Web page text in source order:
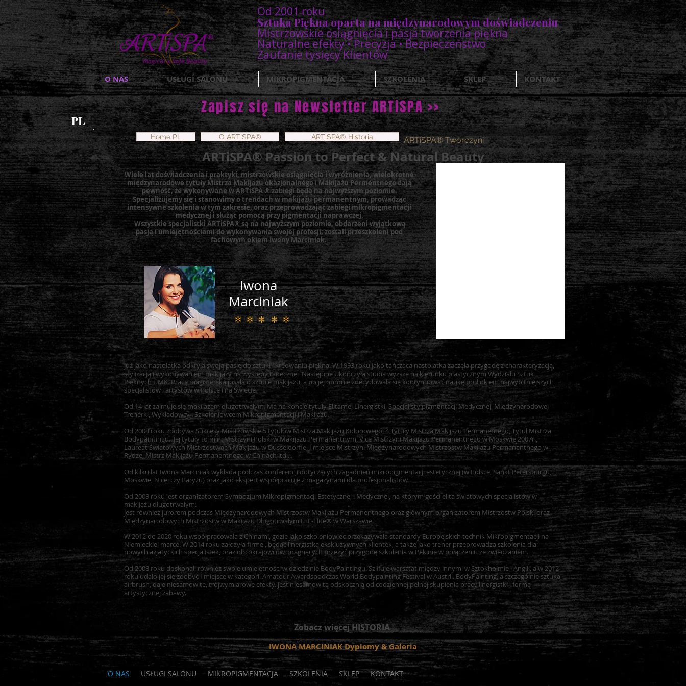
Od 2001 roku
Sztuka Piękna oparta na międzynarodowym doświadczeniu
Mistrzowskie osiągnięcia i pasja tworzenia piękna
Naturalne efekty • Precyzja • Bezpieczeństwo
Zaufanie tysięcy Klientów
Home PL O ARTiSPA® ARTiSPA® Historia ARTiSPA® Twórczyni
ARTiSPA® Passion to Perfect & Natural Beauty
Wiele lat doświadczenia i praktyki, mistrzowskie osiągnięcia i wyróżnienia, wielokrotne
międzynarodowe tytuły Mistrza Makijażu okazjonalnego i Makijażu Permentnego dają
pewność, że wykonywane w ARTiSPA ® zabiegi będą na najwyższym poziomie.
Specjalizujemy się i stanowimy o trendach w makijażu permanentnym, prowadząc
intensywne szkolenia w tym zakresie, oraz przeprowadzając zabiegi mikropigmentacji
medycznej i służąc pomocą przy pigmentacji naprawczej.
Wszystkie specjalistki ARTiSPA® są na najwyższym poziomie, obdarzeni wyjątkową
pasją i umiejętnościami do wykonywania swojej profesji; zostali przeszkoleni pod
fachowym okiem Iwony Marciniak.
Iwona
Marciniak
* * * * *
Już jako nastolatka odkryła swoją pasję do sztuki i kreowaniu piękna. W 1993 roku jako tańcząca nastolatka zaczęła przygodę z charakteryzacją,
stylizacją i wykonywaniem makijaży na występy taneczne. Następnie Ukończyła studia wyższe na kierunku plastycznym Wydziału Sztuk
Pięknych UMK. Pracę magisterską pisała o sztuce makijażu, a po jej obronie zdecydowała się kontynuować naukę pod okiem najwybitniejszych
specjalistów i artystów w Polsce i na Świecie.
Od 14 lat zajmuje się makijażem długotrwałym. Ma na koncie tytuły Elitarnej Linergistki, Specjalisty pigmentacji Medycznej, Międzynarodowej
Trenerki, Wykładowcy i Szkoleniowcem Mikropigmentacji i Makijażu.
Od 2003 roku zdobywa Sukcesy Mistrzowskie 5 tytułów Mistrza Makijażu Kolorowego, 4 Tytuły Mistrza Makijażu Permanentego, Tytuł Mistrza
Bodypaintingu. Jej tytuły to min. Mistrzyni Polski w Makijażu Permanentnym, Vice Mistrzyni Makijażu Permanentnego w Moskwie 2007r.,
Laureat Światowych Mistrzostwach Makijażu w Dusseldorfie, I miejsce Mistrzyni Międzynarodowych Mistrzostw Makijażu Permanentnego w
Rydze, Mistrz Makijażu Permanentnego w Chinach itd....
Od kilku lat Iwona Marciniak wykłada podczas konferencji dotyczących zagadnień mikropigmentacji estetycznej (w Polsce, Sankt Petersburgu,
Moskwie, Nicei czy Paryżu) oraz jako ekspert współpracuje z magazynami dla profesjonalistów.
Od 2009 roku jest organizatorem Sympozjum Mikropigmentacji Estetycznej i Medycznej, na którym gości elita światowych specjalistów w
makijażu długotrwałym.
Jest również jurorem podczas Międzynarodowych Mistrzostw Makijażu Permanentnego oraz głównym organizatorem Mistrzostw Polski oraz
Międzynarodowych Mistrzostw w Makijażu Długotrwałym LTL-Elite® w Warszawie.
W 2012 do 2020 roku współpracowała z Chinami, gdzie jako szkoleniowiec przekazywała standardy Europejskich technik Mikropigmentacji na
Niemieckiej marce. W 2014 roku założyła firmę , będąc linergistką ekskluzywnych klientek, a także jako trener przeprowadza szkolenia dla
nowych azjatyckich specjalistek, oraz obcokrajowców, pragnących przeżyć przygodę szkolenia w Pekinie w połączeniu ze zwiedzaniem.
Od 2008 roku doskonali również swoje umiejętności w dziedzinie BodyPaintingu. Szlifuje warsztat między innymi w Sztokholmie i Anglii, a w 2012
roku udało jej się zdobyć I miejsce w kategorii Amatour Awardspodczas World Bodypainting Festival w Austrii. BodyPainting, a szczególnie sztuka
airbrush, daje niesamowite, trójwymiarowe efekty. Jest niesamowitą odskocznią od codziennej pełnej skupienia pracy linergistki i formą
artystycznej zabawy.
Zobacz więcej HISTORIA
IWONA MARCINIAK Dyplomy & Galeria
O NAS USŁUGI SALONU MIKROPIGMENTACJA SZKOLENIA SKLEP KONTAKT
Zapisz się na Newsletter ARTiSPA >>
PL
O NAS USŁUGI SALONU MIKROPIGMENTACJA SZKOLENIA SKLEP KONTAKT